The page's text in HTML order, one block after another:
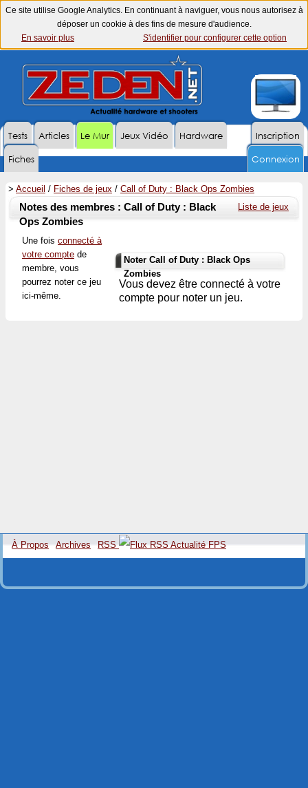
Ce site utilise Google Analytics. En continuant à naviguer, vous nous autorisez à
déposer un cookie à des fins de mesure d'audience.
En savoir plus
S'identifier pour configurer cette option
Inscription
Tests Articles Le Mur Jeux Vidéo
Hardware
Fiches
Connexion
> Accueil / Fiches de jeux / Call of Duty : Black Ops Zombies
Liste de jeux
Notes des membres : Call of Duty : Black
Ops Zombies
Noter Call of Duty : Black Ops
Zombies
Vous devez être connecté à votre
compte pour noter un jeu.
Une fois connecté à
votre compte de
membre, vous
pourrez noter ce jeu
ici-même.
À Propos Archives RSS